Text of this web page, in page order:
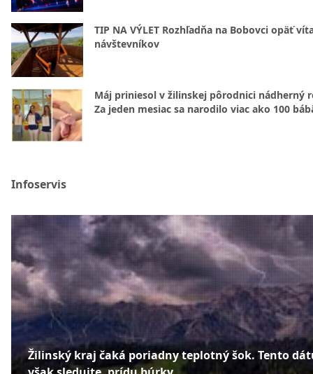
TIP NA VÝLET Rozhľadňa na Bobovci opäť
návštevníkov
Máj priniesol v žilinskej pôrodnici nádherný
Za jeden mesiac sa narodilo viac ako 100
Infoservis
Žilinský kraj čaká poriadny teplotný šok. Tento